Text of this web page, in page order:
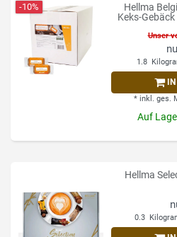
-10%
Hellma
Keks-
Unser
1.8
* inkl. ges.
Auf
Hellma
0.3